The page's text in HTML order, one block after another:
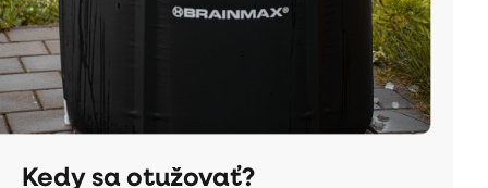
Kedy sa otužovať?